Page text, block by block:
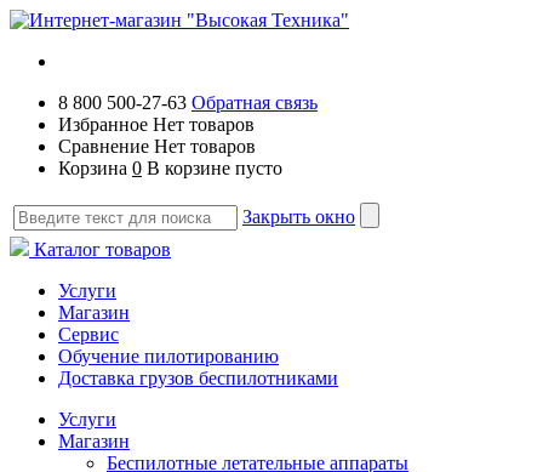
8 800 500-27-63 Обратная связь
Избранное Нет товаров
Сравнение Нет товаров
Корзина 0 В корзине пусто
Закрыть окно
Каталог товаров
Услуги
Магазин
Сервис
Обучение пилотированию
Доставка грузов беспилотниками
Услуги
Магазин
Беспилотные летательные аппараты